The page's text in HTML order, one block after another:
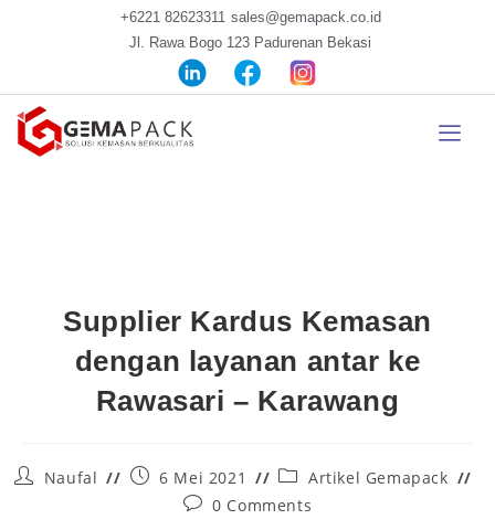
+6221 82623311 sales@gemapack.co.id
Jl. Rawa Bogo 123 Padurenan Bekasi
Supplier Kardus Kemasan
dengan layanan antar ke
Rawasari – Karawang
Naufal 6 Mei 2021
Artikel Gemapack
0 Comments